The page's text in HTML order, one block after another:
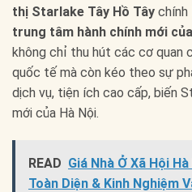
thị Starlake Tây Hồ Tây chính
trung tâm hành chính mới
không chỉ thu hút các cơ quan
quốc tế mà còn kéo theo sự
dịch vụ, tiện ích cao cấp, biến
mới của Hà Nội.
READ Giá Nhà Ở Xã Hội
Toàn Diện & Kinh Nghiệm